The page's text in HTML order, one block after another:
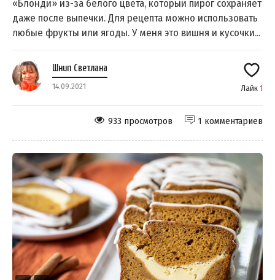
«Блонди» из-за белого цвета, который пирог сохраняет
даже после выпечки. Для рецепта можно использовать
любые фрукты или ягоды. У меня это вишня и кусочки...
Шнип Светлана
14.09.2021 Лайк 1
1 комментариев
933 просмотров